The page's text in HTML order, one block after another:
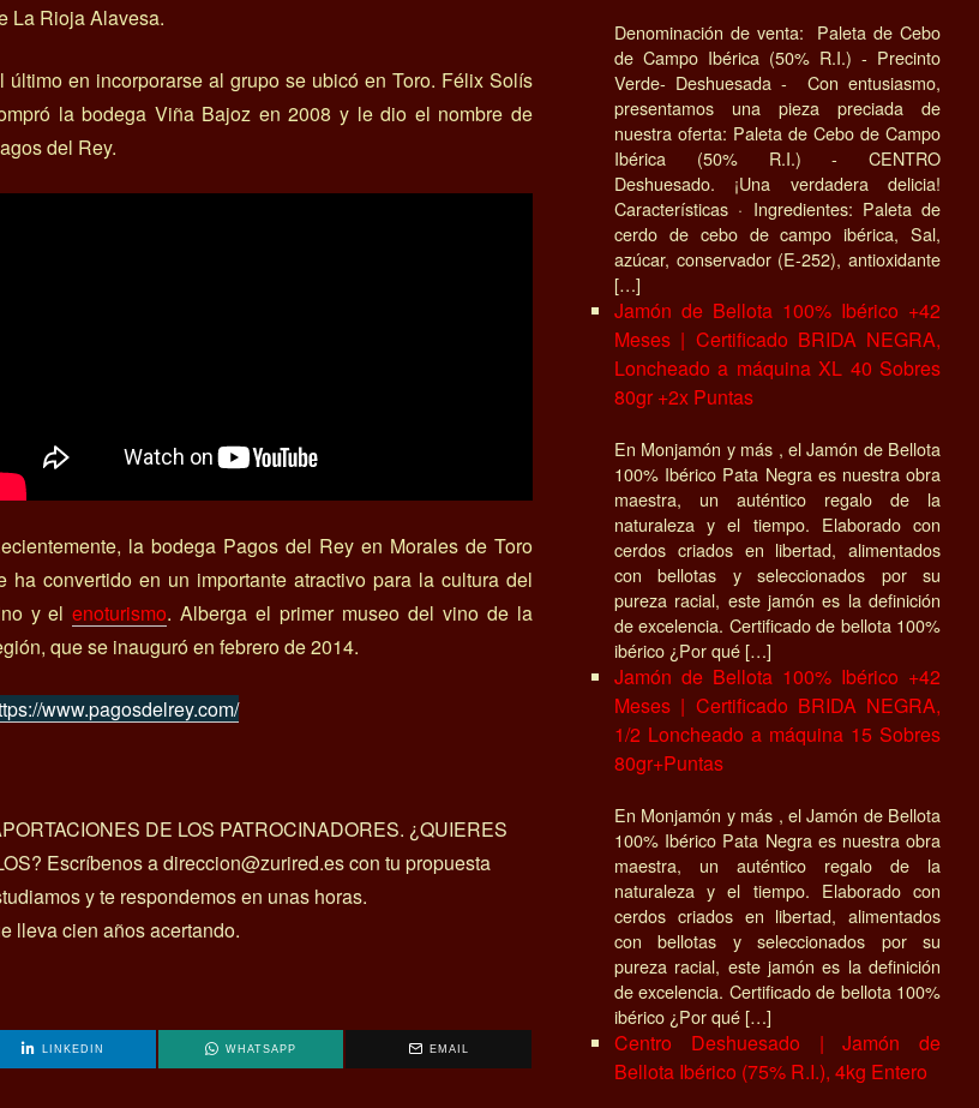
La Rioja Alavesa.
último en incorporarse al grupo se ubicó en Toro. Félix Solís
la bodega Viña Bajoz en 2008 y le dio el nombre de
del Rey.
la bodega Pagos del Rey en Morales de Toro
ha convertido en un importante atractivo para la cultura del
y el enoturismo. Alberga el primer museo del vino de la
que se inauguró en febrero de 2014.
www.pagosdelrey.com/
DE LOS PATROCINADORES. ¿QUIERES
Escríbenos a direccion@zurired.es con tu propuesta
y te respondemos en unas horas.
lleva cien años acertando.
LINKEDIN WHATSAPP EMAIL
Denominación de venta: Paleta de Cebo
de Campo Ibérica (50% R.I.) - Precinto
Verde- Deshuesada - Con entusiasmo,
presentamos una pieza preciada de
nuestra oferta: Paleta de Cebo de Campo
Ibérica (50% R.I.) - CENTRO
Deshuesado. ¡Una verdadera delicia!
Características · Ingredientes: Paleta de
cerdo de cebo de campo ibérica, Sal,
azúcar, conservador (E-252), antioxidante
[…]
Jamón de Bellota 100% Ibérico +42
Meses | Certificado BRIDA NEGRA,
Loncheado a máquina XL 40 Sobres
80gr +2x Puntas
En Monjamón y más , el Jamón de Bellota
100% Ibérico Pata Negra es nuestra obra
maestra, un auténtico regalo de la
naturaleza y el tiempo. Elaborado con
cerdos criados en libertad, alimentados
con bellotas y seleccionados por su
pureza racial, este jamón es la definición
de excelencia. Certificado de bellota 100%
ibérico ¿Por qué […]
Jamón de Bellota 100% Ibérico +42
Meses | Certificado BRIDA NEGRA,
1/2 Loncheado a máquina 15 Sobres
80gr+Puntas
En Monjamón y más , el Jamón de Bellota
100% Ibérico Pata Negra es nuestra obra
maestra, un auténtico regalo de la
naturaleza y el tiempo. Elaborado con
cerdos criados en libertad, alimentados
con bellotas y seleccionados por su
pureza racial, este jamón es la definición
de excelencia. Certificado de bellota 100%
ibérico ¿Por qué […]
Centro Deshuesado | Jamón de
Bellota Ibérico (75% R.I.), 4kg Entero